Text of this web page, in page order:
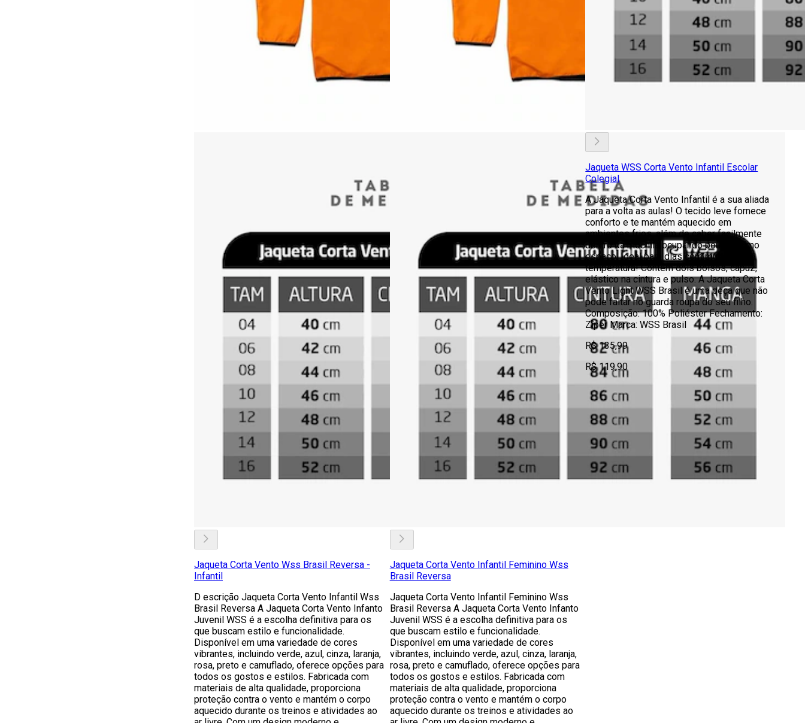
Jaqueta Corta Vento Wss Brasil Reversa -
Infantil
D escrição Jaqueta Corta Vento Infantil Wss
Brasil Reversa A Jaqueta Corta Vento Infanto
Juvenil WSS é a escolha definitiva para os
que buscam estilo e funcionalidade.
Disponível em uma variedade de cores
vibrantes, incluindo verde, azul, cinza, laranja,
rosa, preto e camuflado, oferece opções para
todos os gostos e estilos. Fabricada com
materiais de alta qualidade, proporciona
proteção contra o vento e mantém o corpo
aquecido durante os treinos e atividades ao
Jaqueta Corta Vento Infantil Feminino Wss
Brasil Reversa
Jaqueta Corta Vento Infantil Feminino Wss
Brasil Reversa A Jaqueta Corta Vento Infanto
Juvenil WSS é a escolha definitiva para os
que buscam estilo e funcionalidade.
Disponível em uma variedade de cores
vibrantes, incluindo verde, azul, cinza, laranja,
rosa, preto e camuflado, oferece opções para
todos os gostos e estilos. Fabricada com
materiais de alta qualidade, proporciona
proteção contra o vento e mantém o corpo
aquecido durante os treinos e atividades ao
Jaqueta WSS Corta Vento Infantil Escolar
Colegial
A Jaqueta Corta Vento Infantil é a sua aliada
para a volta as aulas! O tecido leve fornece
conforto e te mantém aquecido em
ambientes frios, além de caber facilmente
dentro da mochila ocupando pouquíssimo
espaço. Ideal para dias com mudança de
temperatura! Contém dois bolsos, capuz,
elástico na cintura e pulso. A Jaqueta Corta
Vento Light WSS Brasil é uma peça que não
pode faltar no guarda roupa do seu filho.
Composição: 100% Poliéster Fechamento:
Zíper Marca: WSS Brasil
R$ 135,99
R$ 119,90